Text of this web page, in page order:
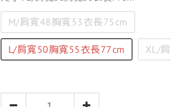
M/肩寬48胸寬53衣長75cm
L/肩寬50胸寬55衣長77cm XL/